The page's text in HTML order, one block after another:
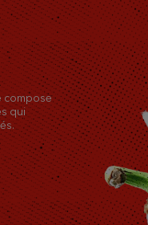
compose
qui